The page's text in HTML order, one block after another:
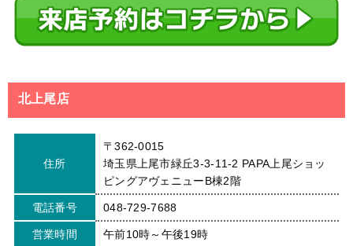
北上尾店
住所
〒362-0015
埼玉県上尾市緑丘3-3-11-2 PAPA上尾ショッ
ピングアヴェニューB棟2階
電話番号 048-729-7688
営業時間 午前10時～午後19時